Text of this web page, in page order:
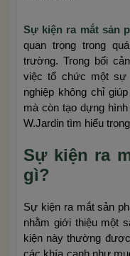
Sự kiện ra mắt sản
quan trọng trong
trường. Trong bối
việc tổ chức một sự
nghiệp không chỉ
mà còn tạo dựng
W.Jardin tìm hiểu
Sự kiện ra
gì?
Sự kiện ra mắt sản
nhằm giới thiệu một
kiện này thường
các khía cạnh như